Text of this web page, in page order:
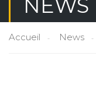
NEWS
Accueil News